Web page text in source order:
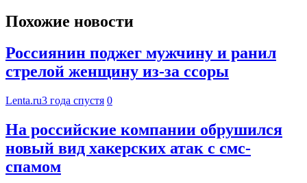
Похожие новости
Россиянин поджег мужчину и ранил
стрелой женщину из-за ссоры
Lenta.ru3 года спустя 0
На российские компании обрушился
новый вид хакерских атак с смс-
спамом